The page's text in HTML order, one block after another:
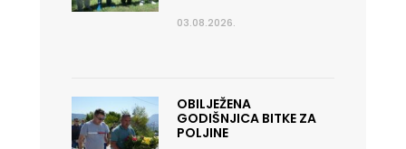
03.08.2026.
OBILJEŽENA
GODIŠNJICA BITKE ZA
POLJINE